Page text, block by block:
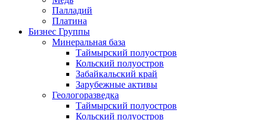
Палладий
Платина
Бизнес Группы
Минеральная база
Таймырский полуостров
Кольский полуостров
Забайкальский край
Зарубежные активы
Геологоразведка
Таймырский полуостров
Кольский полуостров